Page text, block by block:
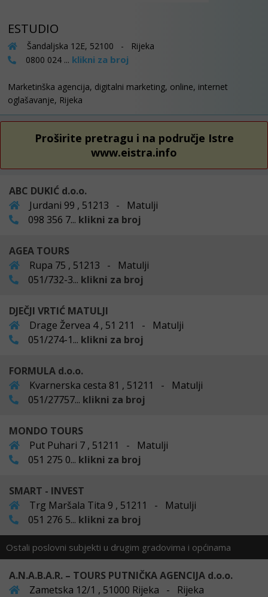
ESTUDIO
Šandaljska 12E, 52100 - Rijeka
0800 024 ... klikni za broj
Marketinška agencija, digitalni marketing, online, internet
oglašavanje, Rijeka
Proširite pretragu i na područje Istre
www.eistra.info
ABC DUKIĆ d.o.o.
Jurdani 99 , 51213 - Matulji
098 356 7... klikni za broj
AGEA TOURS
Rupa 75 , 51213 - Matulji
051/732-3... klikni za broj
DJEČJI VRTIĆ MATULJI
Drage Žervea 4 , 51 211 - Matulji
051/274-1... klikni za broj
FORMULA d.o.o.
Kvarnerska cesta 81 , 51211 - Matulji
051/27757... klikni za broj
MONDO TOURS
Put Puhari 7 , 51211 - Matulji
051 275 0... klikni za broj
SMART - INVEST
Trg Maršala Tita 9 , 51211 - Matulji
051 276 5... klikni za broj
Ostali poslovni subjekti u drugim gradovima i općinama
A.N.A.B.A.R. – TOURS PUTNIČKA AGENCIJA d.o.o.
Zametska 12/1 , 51000 Rijeka - Rijeka